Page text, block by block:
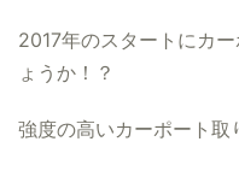
2017年のスタートにカ
ょうか！？
強度の高いカーポート取